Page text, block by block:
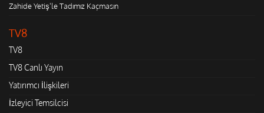
Zahide Yetiş'le Tadımız Kaçmasın
TV8
TV8
TV8 Canlı Yayın
Yatırımcı İlişkileri
İzleyici Temsilcisi